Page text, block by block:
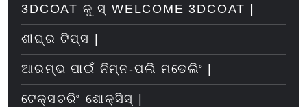
3DCOAT କୁ ସ୍ WELCOME 3DCOAT |
ଶୀଘ୍ର ଟିପ୍ସ |
ଆରମ୍ଭ ପାଇଁ ନିମ୍ନ-ପଲି ମଡେଲିଂ |
ଟେକ୍ସଚରିଂ ଶୋକ୍ସିସ୍ |